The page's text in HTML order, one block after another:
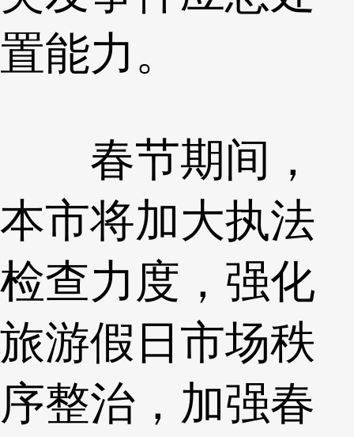
置能力。
春节期间，
本市将加大执法
检查力度，强化
旅游假日市场秩
序整治，加强春